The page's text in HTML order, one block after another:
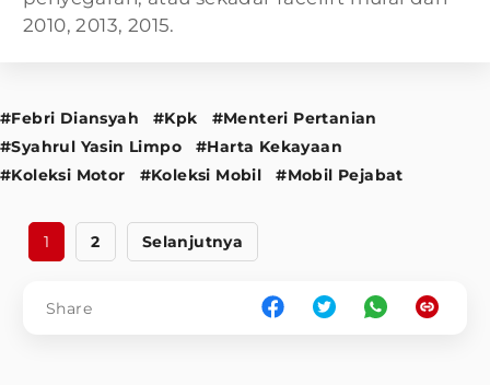
2010, 2013, 2015.
#Febri Diansyah #Kpk
#Menteri Pertanian
#Syahrul Yasin Limpo
#Harta Kekayaan
#Koleksi Motor
#Koleksi Mobil #Mobil Pejabat
1 2 Selanjutnya
Share